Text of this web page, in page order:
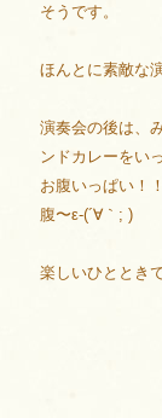
そうです。
ほんとに素敵な
演奏会の後は、
ンドカレーをい
お腹いっぱい！
腹〜ε-(´∀｀; )
楽しいひととき